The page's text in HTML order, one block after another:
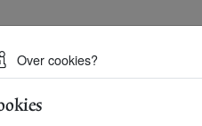
duurzame
Over cookies?